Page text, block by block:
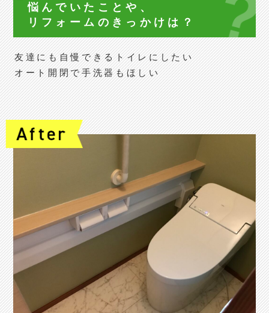
悩んでいたことや、
リフォームの きっかけは？
友達にも自慢できるトイレにしたい
オート開閉で手洗器もほしい